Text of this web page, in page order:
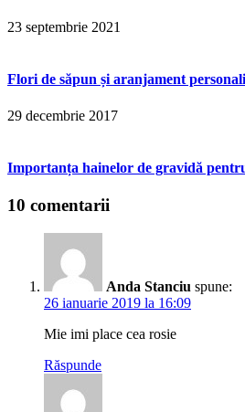
23 septembrie 2021
Flori de săpun și aranjament
29 decembrie 2017
Importanța hainelor de gravidă
10 comentarii
Anda Stanciu spune:
26 ianuarie 2019 la 16:09
Mie imi place cea rosie
Răspunde